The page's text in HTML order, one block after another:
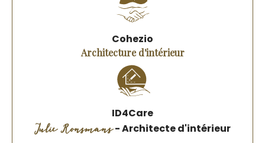
Cohezio
Architecture d'intérieur
ID4Care
Julie Ronsmans- Architecte d'intérieur